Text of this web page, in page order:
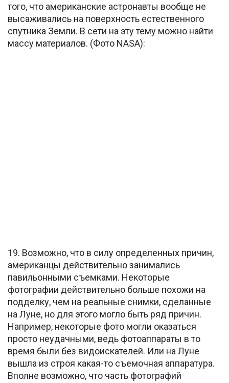
того, что американские астронавты вообще не
высаживались на поверхность естественного
спутника Земли. В сети на эту тему можно найти
массу материалов. (Фото NASA):
19. Возможно, что в силу определенных причин,
американцы действительно занимались
павильонными съемками. Некоторые
фотографии действительно больше похожи на
подделку, чем на реальные снимки, сделанные
на Луне, но для этого могло быть ряд причин.
Например, некоторые фото могли оказаться
просто неудачными, ведь фотоаппараты в то
время были без видоискателей. Или на Луне
вышла из строя какая-то съемочная аппаратура.
Вполне возможно, что часть фотографий